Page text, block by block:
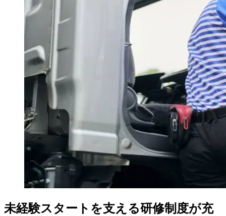
未経験スタートを支える研修制度が充